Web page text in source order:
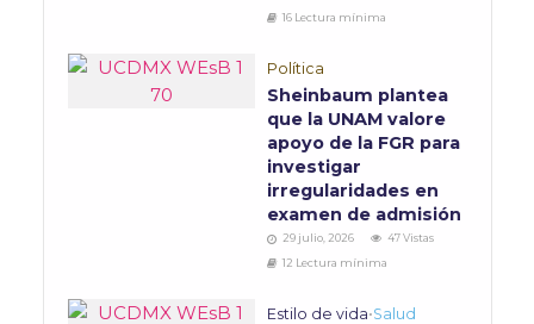
16 Lectura mínima
Política
Sheinbaum plantea
que la UNAM valore
apoyo de la FGR para
investigar
irregularidades en
examen de admisión
29 julio, 2026
47 Vistas
12 Lectura mínima
Estilo de vida•Salud